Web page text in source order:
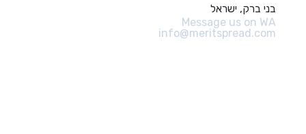
בני ברק, ישראל
Message us on WA
info@meritspread.com